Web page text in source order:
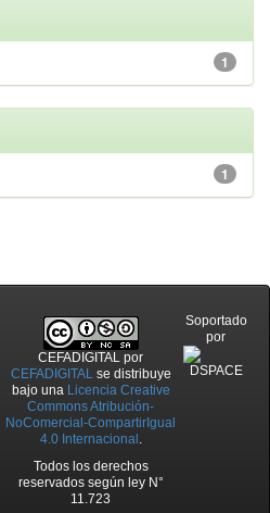
1
1
CEFADIGITAL por
CEFADIGITALse distribuye
bajo una Licencia Creative
Commons Atribución-
NoComercial-CompartirIgual
4.0 Internacional .
Todos los derechos
reservados según ley N°
11.723
Soportado
por